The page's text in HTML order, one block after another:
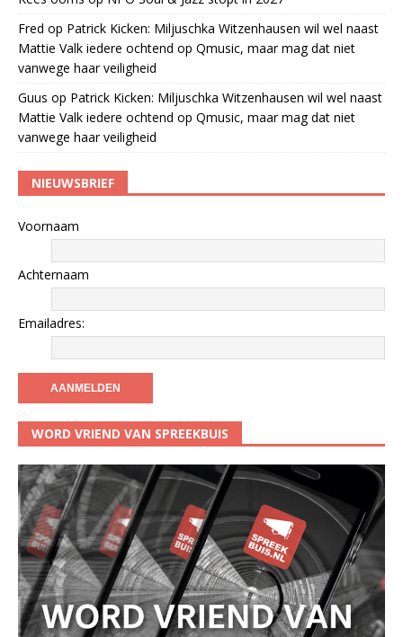
Fred op Patrick Kicken: Miljuschka Witzenhausen wil wel naast
Mattie Valk iedere ochtend op Qmusic, maar mag dat niet
vanwege haar veiligheid
Guus op Patrick Kicken: Miljuschka Witzenhausen wil wel naast
Mattie Valk iedere ochtend op Qmusic, maar mag dat niet
vanwege haar veiligheid
NIEUWSBRIEF
Voornaam
Achternaam
Emailadres:
WORD VRIEND VAN SPREEKBUIS